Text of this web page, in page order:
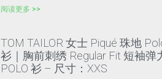
阅读更多 >>
TOM TAILOR 女士 Piqué 珠地
衫｜胸前刺绣 Regular Fit 短袖弹
POLO 衫 – 尺寸：XXS